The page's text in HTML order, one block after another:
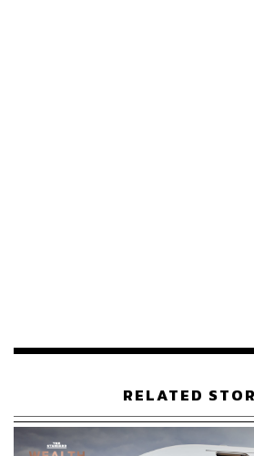
QoQ และ YoY โดยได้รับการสนับสนุ
นอกจากนี้ BEM ยังจะบันทึกรายได้เงิ
TTW และ CKP ในสองไตรมาสนี้ด้วย
RELATED